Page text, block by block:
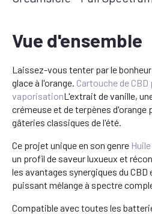
Vue d'ensemble
Laissez-vous tenter par le
glace à l'orange. Cartouche de CBD
vaporisationL'extrait de vanille,
crémeuse et de terpènes d'orange
gâteries classiques de l'été.
Ce projet unique en son genre
un profil de saveur luxueux et
les avantages synergiques du CBD
puissant mélange à spectre
Compatible avec toutes les